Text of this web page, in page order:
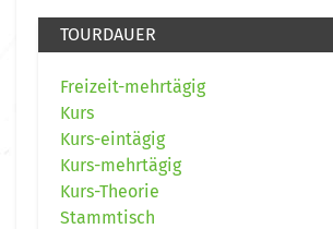
TOURDAUER
Freizeit-mehrtägig
Kurs
Kurs-eintägig
Kurs-mehrtägig
Kurs-Theorie
Stammtisch